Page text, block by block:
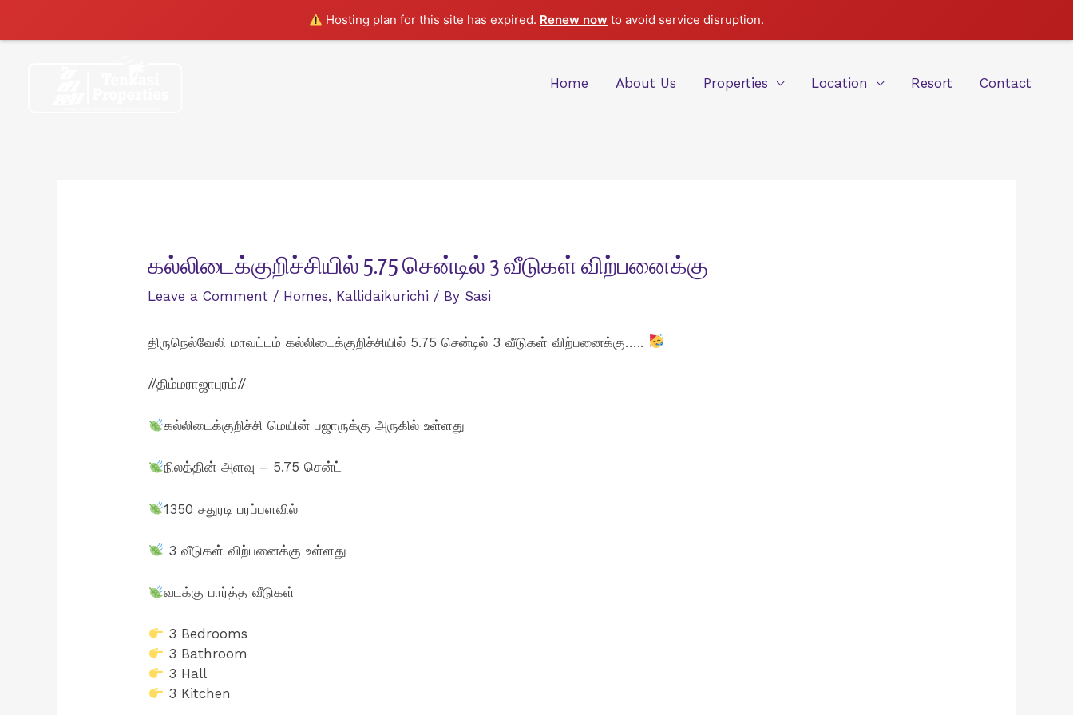
Hosting plan for this site has expired. Renew now to avoid service disruption.
Home About Us Properties Location Resort Contact
கல்லிடைக்குறிச்சியில் 5.75 சென்டில் 3 வீடுகள் விற்பனைக்கு
Leave a Comment / Homes, Kallidaikurichi / By Sasi
திருநெல்வேலி மாவட்டம் கல்லிடைக்குறிச்சியில் 5.75 சென்டில் 3 வீடுகள் விற்பனைக்கு…..
//திம்மராஜாபுரம்//
கல்லிடைக்குறிச்சி மெயின் பஜாருக்கு அருகில் உள்ளது
நிலத்தின் அளவு – 5.75 சென்ட்
1350 சதுரடி பரப்பளவில்
3 வீடுகள் விற்பனைக்கு உள்ளது
வடக்கு பார்த்த வீடுகள்
3 Bedrooms
3 Bathroom
3 Hall
3 Kitchen